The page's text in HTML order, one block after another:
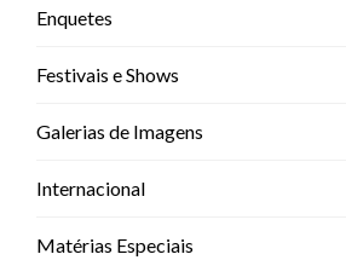
Enquetes
Festivais e Shows
Galerias de Imagens
Internacional
Matérias Especiais